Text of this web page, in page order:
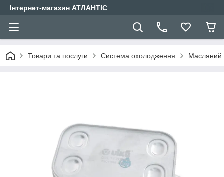
Інтернет-магазин АТЛАНТІС
Товари та послуги Система охолодження Масляний